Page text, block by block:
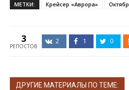
МЕТКИ: Крейсер «Аврора»
3
РЕПОСТОВ
2 1 0
ДРУГИЕ МАТЕРИАЛЫ ПО ТЕМЕ: